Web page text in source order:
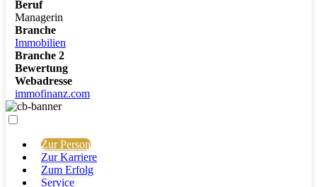
Beruf
Managerin
Branche
Immobilien
Branche 2
Bewertung
Webadresse
immofinanz.com
Zur Person
Zur Karriere
Zum Erfolg
Service